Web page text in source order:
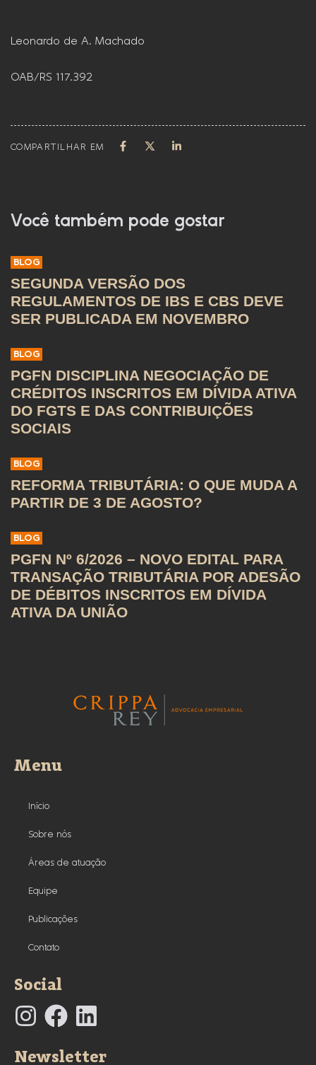
Leonardo de A. Machado
OAB/RS 117.392
COMPARTILHAR EM
Você também pode gostar
BLOG
SEGUNDA VERSÃO DOS
REGULAMENTOS DE IBS E CBS DEVE
SER PUBLICADA EM NOVEMBRO
BLOG
PGFN DISCIPLINA NEGOCIAÇÃO DE
CRÉDITOS INSCRITOS EM DÍVIDA ATIVA
DO FGTS E DAS CONTRIBUIÇÕES
SOCIAIS
BLOG
REFORMA TRIBUTÁRIA: O QUE MUDA A
PARTIR DE 3 DE AGOSTO?
BLOG
PGFN Nº 6/2026 – NOVO EDITAL PARA
TRANSAÇÃO TRIBUTÁRIA POR ADESÃO
DE DÉBITOS INSCRITOS EM DÍVIDA
ATIVA DA UNIÃO
Menu
Início
Sobre nós
Áreas de atuação
Equipe
Publicações
Contato
Social
Newsletter